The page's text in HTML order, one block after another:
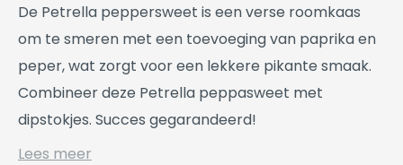
De Petrella peppersweet is een verse roomkaas
om te smeren met een toevoeging van paprika en
peper, wat zorgt voor een lekkere pikante smaak.
Combineer deze Petrella peppasweet met
dipstokjes. Succes gegarandeerd!
Lees meer